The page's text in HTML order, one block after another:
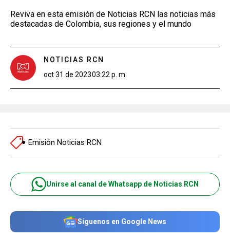
Reviva en esta emisión de Noticias RCN las noticias más
destacadas de Colombia, sus regiones y el mundo
NOTICIAS RCN
oct 31 de 202303:22 p. m.
Emisión Noticias RCN
Unirse al canal de Whatsapp de Noticias RCN
Síguenos en Google News